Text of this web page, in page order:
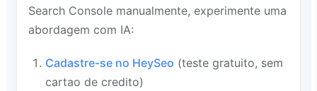
Search Console manualmente, experimente uma
abordagem com IA:
Cadastre-se no HeySeo (teste gratuito, sem
cartao de credito)